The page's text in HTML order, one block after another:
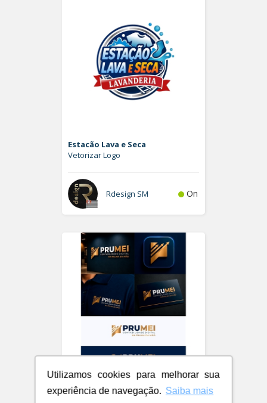
Utilizamos cookies para melhorar sua
experiência de navegação. Saiba mais
Estacão Lava e Seca
Vetorizar Logo
Rdesign SM On
PRUMEI - Contabilidade Digital
Logo